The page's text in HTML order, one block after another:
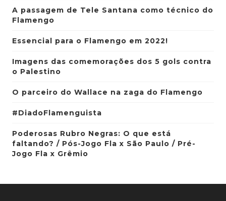
A passagem de Tele Santana como técnico do
Flamengo
Essencial para o Flamengo em 2022!
Imagens das comemorações dos 5 gols contra
o Palestino
O parceiro do Wallace na zaga do Flamengo
#DiadoFlamenguista
Poderosas Rubro Negras: O que está
faltando? / Pós-Jogo Fla x São Paulo / Pré-
Jogo Fla x Grêmio